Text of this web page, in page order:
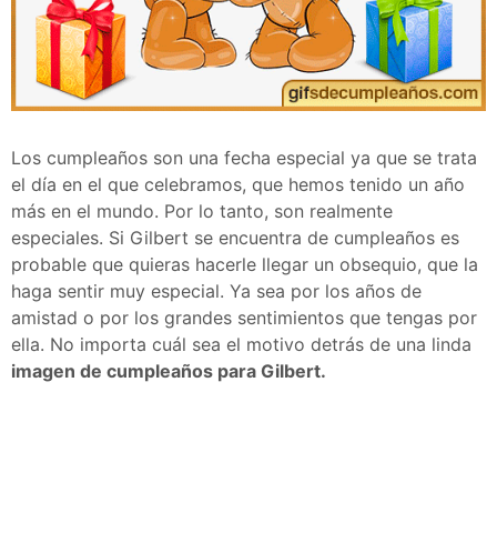
Los cumpleaños son una fecha especial ya que se trata
el día en el que celebramos, que hemos tenido un año
más en el mundo. Por lo tanto, son realmente
especiales. Si Gilbert se encuentra de cumpleaños es
probable que quieras hacerle llegar un obsequio, que la
haga sentir muy especial. Ya sea por los años de
amistad o por los grandes sentimientos que tengas por
ella. No importa cuál sea el motivo detrás de una linda
imagen de cumpleaños para Gilbert.